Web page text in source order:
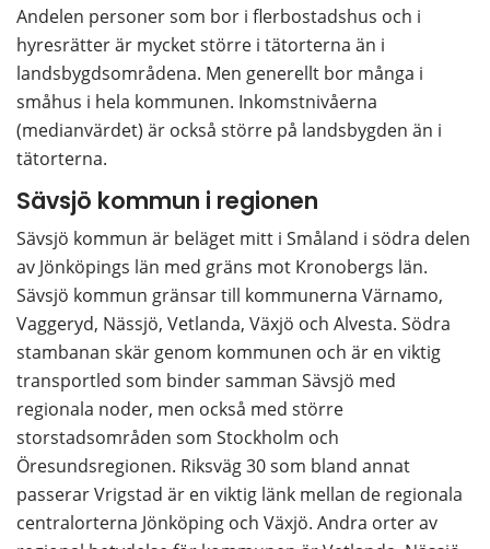
Andelen personer som bor i flerbostadshus och i
hyresrätter är mycket större i tätorterna än i
landsbygdsområdena. Men generellt bor många i
småhus i hela kommunen. Inkomstnivåerna
(medianvärdet) är också större på landsbygden än i
tätorterna.
Sävsjö kommun i regionen
Sävsjö kommun är beläget mitt i Småland i södra delen
av Jönköpings län med gräns mot Kronobergs län.
Sävsjö kommun gränsar till kommunerna Värnamo,
Vaggeryd, Nässjö, Vetlanda, Växjö och Alvesta. Södra
stambanan skär genom kommunen och är en viktig
transportled som binder samman Sävsjö med
regionala noder, men också med större
storstadsområden som Stockholm och
Öresundsregionen. Riksväg 30 som bland annat
passerar Vrigstad är en viktig länk mellan de regionala
centralorterna Jönköping och Växjö. Andra orter av